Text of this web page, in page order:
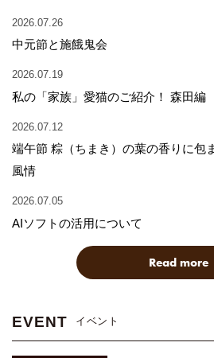
2026.07.26
中元節と施餓鬼会
2026.07.19
私の「家族」愛猫のご紹介！ 森田編
2026.07.12
端午節 粽（ちまき）の葉の香りに包
風情
2026.07.05
AIソフトの活用について
Read more
EVENT イベント